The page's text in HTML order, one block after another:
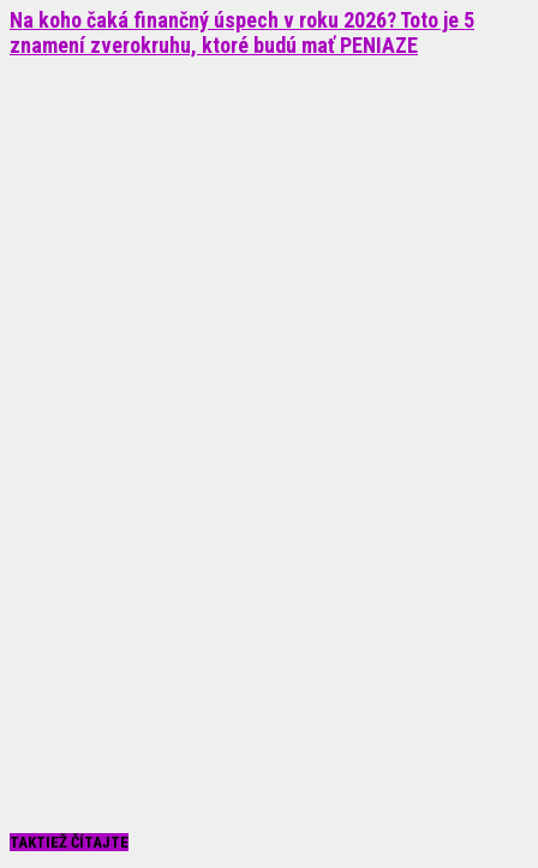
Na koho čaká finančný úspech v roku 2026? Toto je 5
znamení zverokruhu, ktoré budú mať PENIAZE
TAKTIEŽ ČÍTAJTE